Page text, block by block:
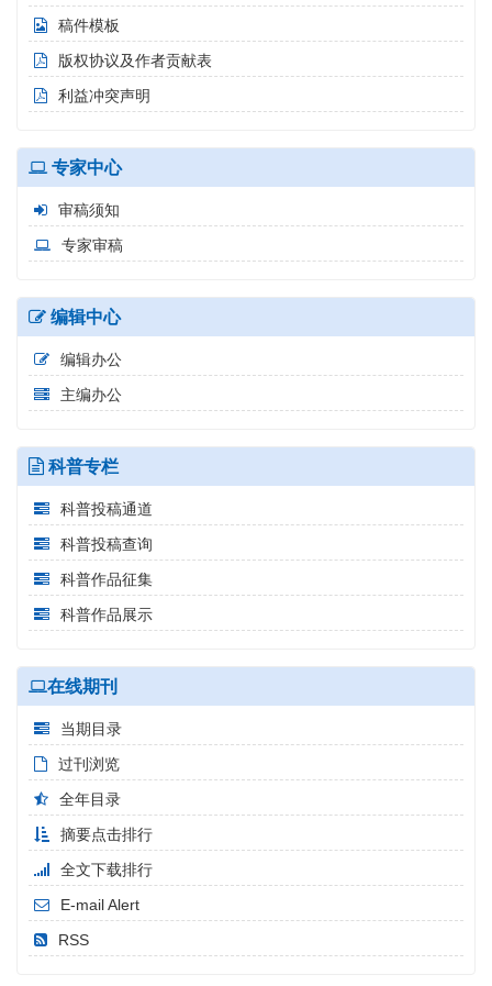
稿件模板
版权协议及作者贡献表
利益冲突声明
专家中心
审稿须知
专家审稿
编辑中心
编辑办公
主编办公
科普专栏
科普投稿通道
科普投稿查询
科普作品征集
科普作品展示
在线期刊
当期目录
过刊浏览
全年目录
摘要点击排行
全文下载排行
E-mail Alert
RSS